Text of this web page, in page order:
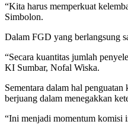
“Kita harus memperkuat
Simbolon.
Dalam FGD yang berlangsung
“Secara kuantitas jumlah
KI Sumbar, Nofal Wiska.
Sementara dalam hal
berjuang dalam menegakkan
“Ini menjadi momentum komisi